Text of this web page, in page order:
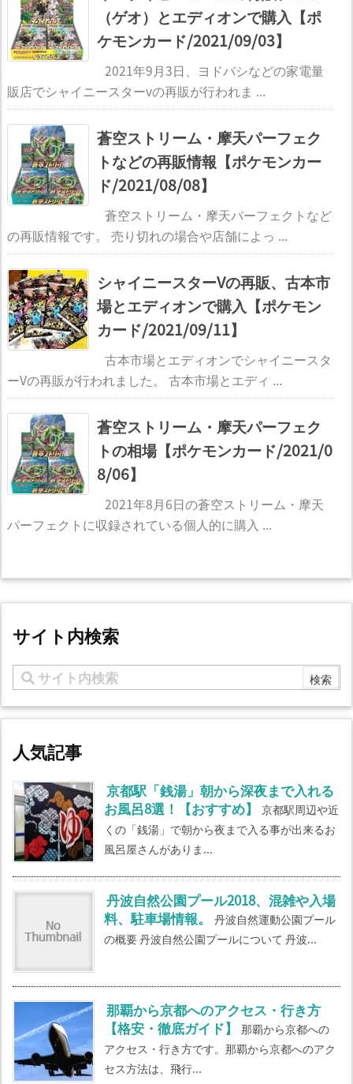
（ゲオ）とエディオンで購入【ポ
ケモンカード/2021/09/03】
2021年9月3日、ヨドバシなどの家電量
販店でシャイニースターvの再販が行われま ...
蒼空ストリーム・摩天パーフェク
トなどの再販情報【ポケモンカー
ド/2021/08/08】
蒼空ストリーム・摩天パーフェクトなど
の再販情報です。 売り切れの場合や店舗によっ ...
シャイニースターVの再販、古本市
場とエディオンで購入【ポケモン
カード/2021/09/11】
古本市場とエディオンでシャイニースタ
ーVの再販が行われました。 古本市場とエディ ...
蒼空ストリーム・摩天パーフェク
トの相場【ポケモンカード/2021/0
8/06】
2021年8月6日の蒼空ストリーム・摩天
パーフェクトに収録されている個人的に購入 ...
サイト内検索
人気記事
京都駅「銭湯」朝から深夜まで入れる
お風呂8選！【おすすめ】
京都駅周辺や近
くの「銭湯」で朝から夜まで入る事が出来るお
風呂屋さんがありま...
丹波自然公園プール2018、混雑や入場
料、駐車場情報。
丹波自然運動公園プール
の概要 丹波自然公園プールについて 丹波...
那覇から京都へのアクセス・行き方
【格安・徹底ガイド】
那覇から京都への
アクセス・行き方です。那覇から京都へのアク
セス方法は、飛行...